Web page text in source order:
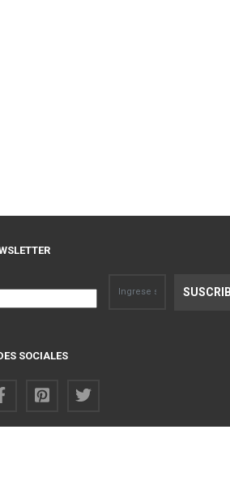
SOCIALES